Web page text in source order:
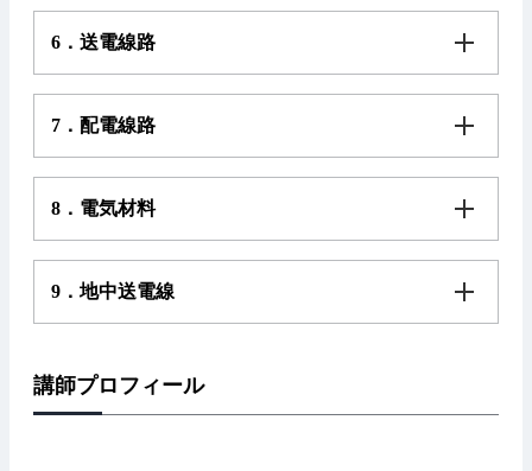
6．送電線路
7．配電線路
8．電気材料
9．地中送電線
講師プロフィール